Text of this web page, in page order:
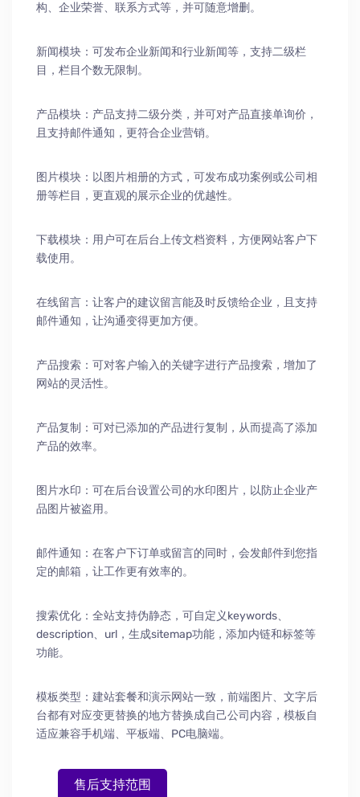
构、企业荣誉、联系方式等，并可随意增删。
新闻模块：可发布企业新闻和行业新闻等，支持二级栏
目，栏目个数无限制。
产品模块：产品支持二级分类，并可对产品直接单询价，
且支持邮件通知，更符合企业营销。
图片模块：以图片相册的方式，可发布成功案例或公司相
册等栏目，更直观的展示企业的优越性。
下载模块：用户可在后台上传文档资料，方便网站客户下
载使用。
在线留言：让客户的建议留言能及时反馈给企业，且支持
邮件通知，让沟通变得更加方便。
产品搜索：可对客户输入的关键字进行产品搜索，增加了
网站的灵活性。
产品复制：可对已添加的产品进行复制，从而提高了添加
产品的效率。
图片水印：可在后台设置公司的水印图片，以防止企业产
品图片被盗用。
邮件通知：在客户下订单或留言的同时，会发邮件到您指
定的邮箱，让工作更有效率的。
搜索优化：全站支持伪静态，可自定义keywords、
description、url，生成sitemap功能，添加内链和标签等
功能。
模板类型：建站套餐和演示网站一致，前端图片、文字后
台都有对应变更替换的地方替换成自己公司内容，模板自
适应兼容手机端、平板端、PC电脑端。
售后支持范围